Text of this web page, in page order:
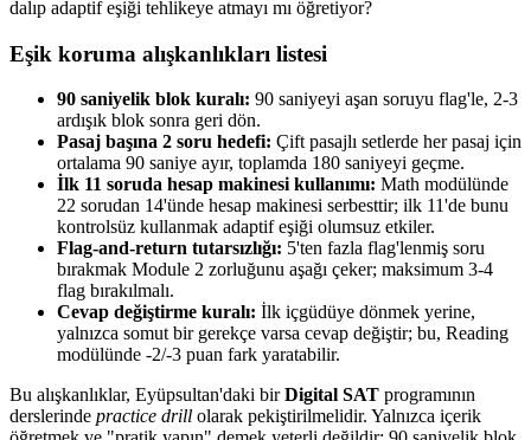
dalıp adaptif eşiği tehlikeye atmayı mı öğretiyor?
Eşik koruma alışkanlıkları listesi
90 saniyelik blok kuralı: 90 saniyeyi aşan soruyu flag'le, 2-3
ardışık blok sonra geri dön.
Pasaj başına 2 soru hedefi: Çift pasajlı setlerde her pasaj için
ortalama 90 saniye ayır, toplamda 180 saniyeyi geçme.
İlk 11 soruda hesap makinesi kullanımı: Math modülünde
22 sorudan 14'ünde hesap makinesi serbesttir; ilk 11'de bunu
kontrolsüz kullanmak adaptif eşiği olumsuz etkiler.
Flag-and-return tutarsızlığı: 5'ten fazla flag'lenmiş soru
bırakmak Module 2 zorluğunu aşağı çeker; maksimum 3-4
flag bırakılmalı.
Cevap değiştirme kuralı: İlk içgüdüye dönmek yerine,
yalnızca somut bir gerekçe varsa cevap değiştir; bu, Reading
modülünde -2/-3 puan fark yaratabilir.
Bu alışkanlıklar, Eyüpsultan'daki birDigital SAT programının
derslerinde practice drill olarak pekiştirilmelidir. Yalnızca içerik